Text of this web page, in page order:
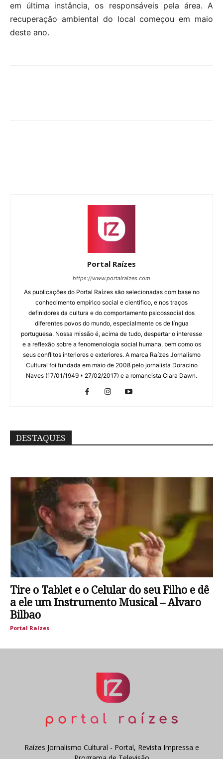
em última instância, os responsáveis pela área. A
recuperação ambiental do local começou em maio
deste ano.
Portal Raízes
https://www.portalraizes.com
As publicações do Portal Raízes são selecionadas com base no
conhecimento empírico social e cientifico, e nos traços
definidores da cultura e do comportamento psicossocial dos
diferentes povos do mundo, especialmente os de língua
portuguesa. Nossa missão é, acima de tudo, despertar o interesse
e a reflexão sobre a fenomenologia social humana, bem como os
seus conflitos interiores e exteriores. A marca Raízes Jornalismo
Cultural foi fundada em maio de 2008 pelo jornalista Doracino
Naves (17/01/1949 * 27/02/2017) e a romancista Clara Dawn.
DESTAQUES
Tire o Tablet e o Celular do seu Filho e dê
a ele um Instrumento Musical – Alvaro
Bilbao
Portal Raízes
Raízes Jornalismo Cultural - Portal, Revista Impressa e